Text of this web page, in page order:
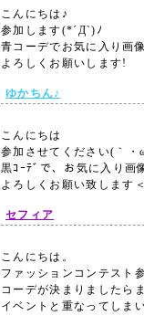
こんにちは♪
参加します(*´Д`)ﾉ
青コーデでお気に入り画
よろしくお願いします!
ゆかちん♪
こんにちは
参加させてください(｀・
黒ｺｰﾃﾞで、お気に入り画
よろしくお願い致しま
セフィア
こんにちは。
ファッションコンテスト
コーデが決まりましたら
イベントと重なってし